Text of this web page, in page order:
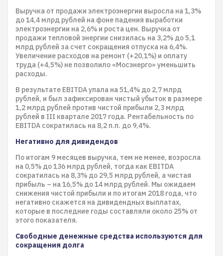
Выручка от продажи электроэнергии выросла на 1,3%
до 14,4 млрд рублей на фоне падения выработки
электроэнергии на 2,6% и роста цен. Выручка от
продажи тепловой энергии снизилась на 3,2% до 5,1
млрд рублей за счет сокращения отпуска на 6,4%.
Увеличение расходов на ремонт (+20,1%) и оплату
труда (+4,5%) не позволило «Мосэнерго» уменьшить
расходы.
В результате EBITDA упала на 51,4% до 2,7 млрд
рублей, и был зафиксирован чистый убыток в размере
1,2 млрд рублей против чистой прибыли 2,3 млрд
рублей в III квартале 2017 года. Рентабельность по
EBITDA сократилась на 8,2 п.п. до 9,4%.
Негативно для дивидендов
По итогам 9 месяцев выручка, тем не менее, возросла
на 0,5% до 136 млрд рублей, тогда как EBITDA
сократилась на 8,3% до 29,5 млрд рублей, а чистая
прибыль – на 16,5% до 14 млрд рублей. Мы ожидаем
снижения чистой прибыли и по итогам 2018 года, что
негативно скажется на дивидендных выплатах,
которые в последние годы составляли около 25% от
этого показателя.
Свободные денежные средства используются для
сокращения долга